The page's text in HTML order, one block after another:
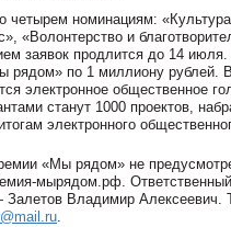
четырем номинациям:
«Волонтерство и
заявок продлится до 14
рядом» по 1 миллиону рублей.
электронное общественное
станут 1000 проектов,
электронного
«Мы рядом» не
мырядом.рф.
Залетов Владимир Алексеевич.